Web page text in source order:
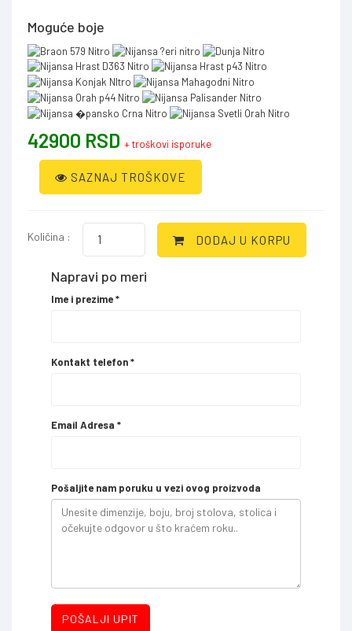
Moguće boje
42900 RSD + troškovi isporuke
SAZNAJ TROŠKOVE
Količina : DODAJ U KORPU
Napravi po meri
Ime i prezime*
Kontakt telefon*
Email Adresa *
Pošaljite nam poruku u vezi ovog proizvoda
POŠALJI UPIT